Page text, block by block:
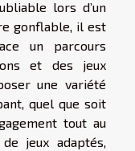
lors d’un
gonflable, il est
un parcours
et des jeux
une variété
quel que soit
tout au
jeux adaptés,